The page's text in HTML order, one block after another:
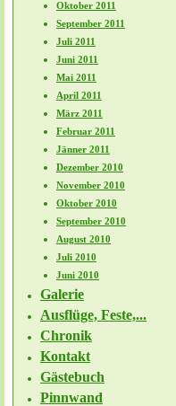
Oktober 2011
September 2011
Juli 2011
Juni 2011
Mai 2011
April 2011
März 2011
Februar 2011
Jänner 2011
Dezember 2010
November 2010
Oktober 2010
September 2010
August 2010
Juli 2010
Juni 2010
Galerie
Ausflüge, Feste,...
Chronik
Kontakt
Gästebuch
Pinnwand